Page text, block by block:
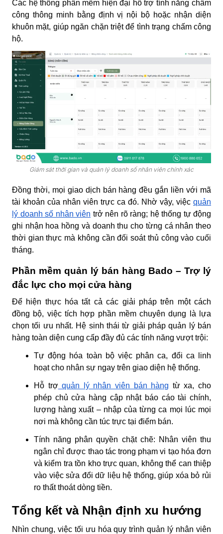
Các hệ thống phần mềm hiện đại hỗ trợ tính năng chấm
công thông minh bằng định vị nội bộ hoặc nhận diện
khuôn mặt, giúp ngăn chặn triệt để tình trạng chấm công
hộ.
Giám sát thời gian và quản lý doanh số nhân viên chính xác
Đồng thời, mọi giao dịch bán hàng đều gắn liền với mã
tài khoản của nhân viên trực ca đó. Nhờ vậy, việc quản
lý doanh số nhân viên trở nên rõ ràng; hệ thống tự động
ghi nhận hoa hồng và doanh thu cho từng cá nhân theo
thời gian thực mà không cần đối soát thủ công vào cuối
tháng.
Phần mềm quản lý bán hàng Bado – Trợ lý
đắc lực cho mọi cửa hàng
Để hiện thực hóa tất cả các giải pháp trên một cách
đồng bộ, việc tích hợp phần mềm chuyên dụng là lựa
chọn tối ưu nhất. Hệ sinh thái từ giải pháp quản lý bán
hàng toàn diện cung cấp đầy đủ các tính năng vượt trội:
Tự động hóa toàn bộ việc phân ca, đổi ca linh
hoạt cho nhân sự ngay trên giao diện hệ thống.
Hỗ trợ quản lý nhân viên bán hàng từ xa, cho
phép chủ cửa hàng cập nhật báo cáo tài chính,
lượng hàng xuất – nhập của từng ca mọi lúc mọi
nơi mà không cần túc trực tại điểm bán.
Tính năng phân quyền chặt chẽ: Nhân viên thu
ngân chỉ được thao tác trong phạm vi tạo hóa đơn
và kiểm tra tồn kho trực quan, không thể can thiệp
vào việc sửa đổi dữ liệu hệ thống, giúp xóa bỏ rủi
ro thất thoát dòng tiền.
Tổng kết và Nhận định xu hướng
Nhìn chung, việc tối ưu hóa quy trìnhquản lý nhân viên